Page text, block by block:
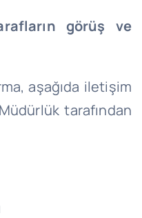
görüş ve
aşağıda iletişim
tarafından